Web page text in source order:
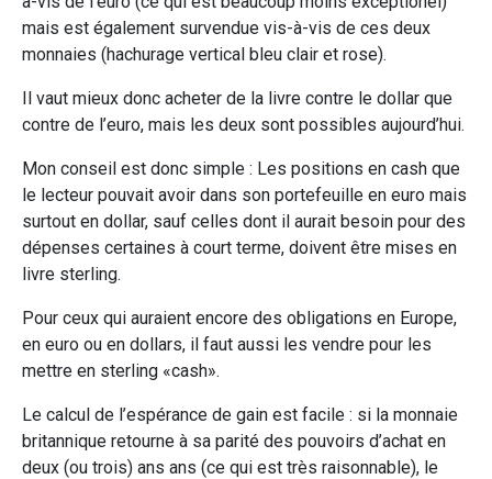
mais est également survendue vis-à-vis de ces deux
monnaies (hachurage vertical bleu clair et rose).
Il vaut mieux donc acheter de la livre contre le dollar que
contre de l’euro, mais les deux sont possibles aujourd’hui.
Mon conseil est donc simple : Les positions en cash que
le lecteur pouvait avoir dans son portefeuille en euro mais
surtout en dollar, sauf celles dont il aurait besoin pour des
dépenses certaines à court terme, doivent être mises en
livre sterling.
Pour ceux qui auraient encore des obligations en Europe,
en euro ou en dollars, il faut aussi les vendre pour les
mettre en sterling «cash».
Le calcul de l’espérance de gain est facile : si la monnaie
britannique retourne à sa parité des pouvoirs d’achat en
deux (ou trois) ans ans (ce qui est très raisonnable), le